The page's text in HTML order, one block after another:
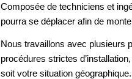
Composée de techniciens et
pourra se déplacer afin de
Nous travaillons avec plusieurs
procédures strictes
soit votre situation géographique.